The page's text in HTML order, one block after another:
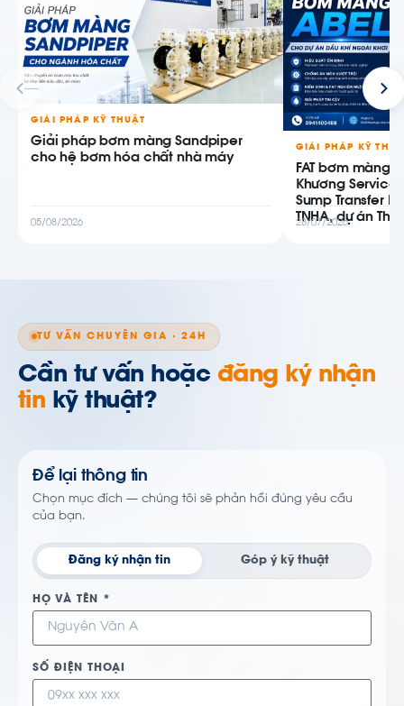
GIẢI PHÁP KỸ THUẬT
Giải pháp bơm màng Sandpiper
cho hệ bơm hóa chất nhà máy
05/08/2026
GIẢI PHÁP KỸ
FAT bơm màng
Khương
Sump Transfer
TNHA, dự án
28/07/2026
TƯ VẤN CHUYÊN GIA · 24H
Cần tư vấn hoặc đăng ký nhận
tin kỹ thuật?
Để lại thông tin
Chọn mục đích — chúng tôi sẽ phản hồi đúng yêu cầu
của bạn.
Đăng ký nhận tin Góp ý kỹ thuật
HỌ VÀ TÊN *
SỐ ĐIỆN THOẠI